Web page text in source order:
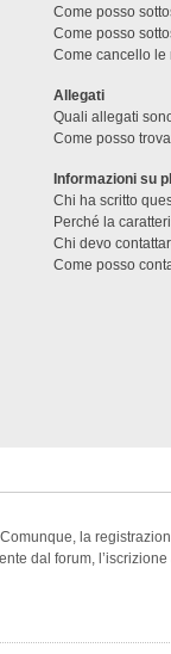
Come posso
Come posso
Come cancello le
Allegati
Quali allegati
Come posso
Informazioni su
Chi ha scritto
Perché la
Chi devo
Come posso
la
dal forum,